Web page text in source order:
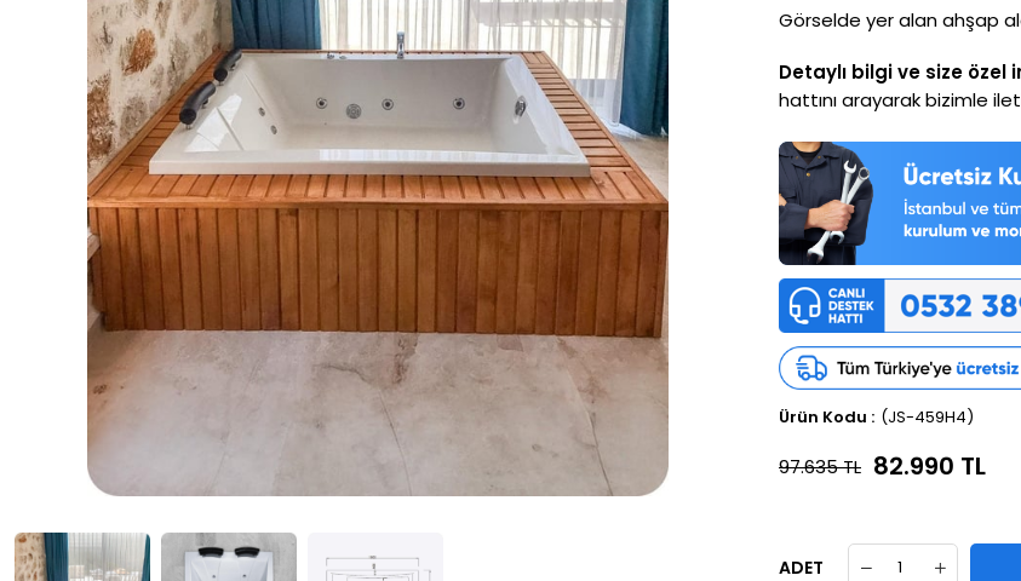
Görselde yer alan ahşap
Detaylı bilgi ve size özel
hattını arayarak bizimle
(JS-459H4)
97.635 TL 82.990 TL
ADET